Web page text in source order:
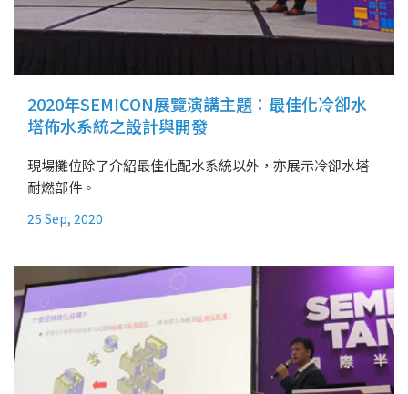
2020年SEMICON展覽演講主題：最佳化冷卻水
塔佈水系統之設計與開發
現場攤位除了介紹最佳化配水系統以外，亦展示冷卻水塔
耐燃部件。
25 Sep, 2020